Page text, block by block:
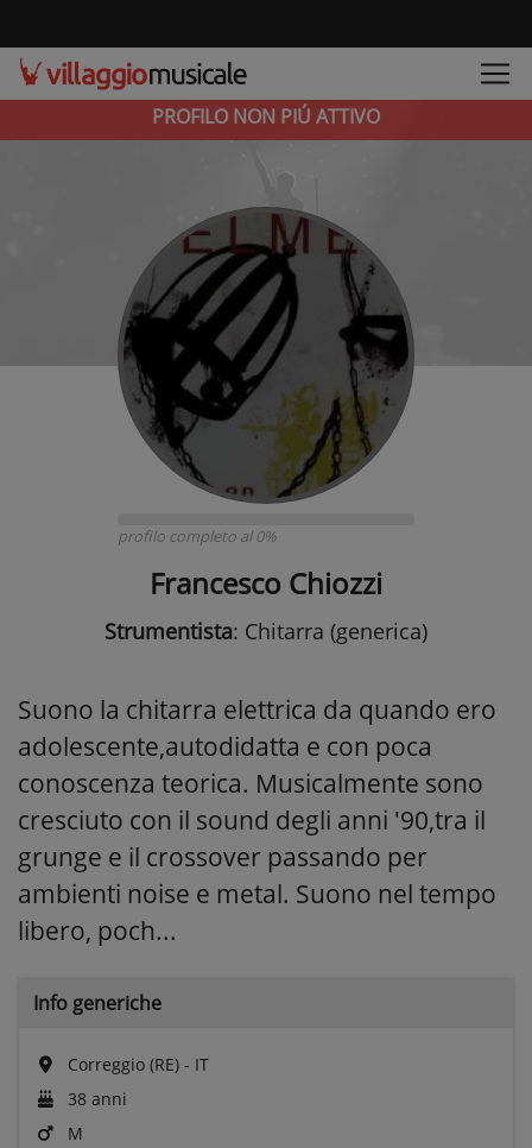
PROFILO NON PIÚ ATTIVO
profilo completo al 0%
Francesco Chiozzi
Strumentista: Chitarra (generica)
Suono la chitarra elettrica da quando ero
adolescente,autodidatta e con poca
conoscenza teorica. Musicalmente sono
cresciuto con il sound degli anni '90,tra il
grunge e il crossover passando per
ambienti noise e metal. Suono nel tempo
libero, poch...
Info generiche
Correggio (RE) - IT
38 anni
M